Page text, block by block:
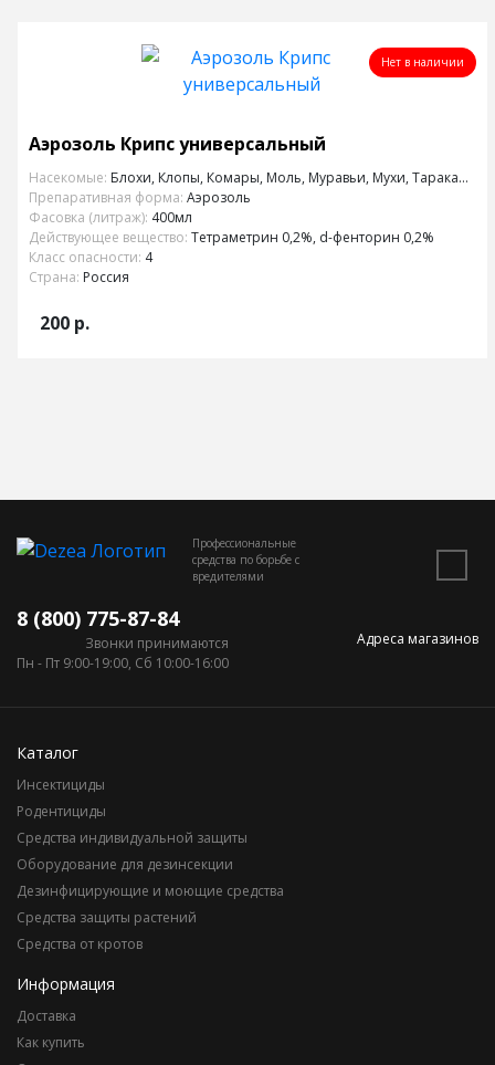
Нет в наличии
Аэрозоль Крипс универсальный
Насекомые: Блохи, Клопы, Комары, Моль, Муравьи, Мухи, Тараканы
Препаративная форма: Аэрозоль
Фасовка (литраж): 400мл
Действующее вещество: Тетраметрин 0,2%, d-фенторин 0,2%
Класс опасности: 4
Страна: Россия
200 р.
Профессиональные
средства по борьбе с
вредителями
Адреса магазинов
8 (800) 775-87-84
Звонки принимаются
Пн - Пт 9:00-19:00, Сб 10:00-16:00
Каталог
Инсектициды
Родентициды
Средства индивидуальной защиты
Оборудование для дезинсекции
Дезинфицирующие и моющие средства
Средства защиты растений
Средства от кротов
Информация
Доставка
Как купить